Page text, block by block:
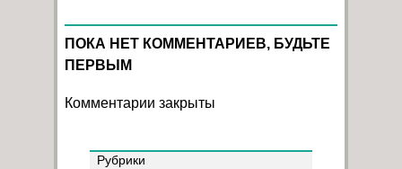
ПОКА НЕТ КОММЕНТАРИЕВ, БУДЬТЕ
ПЕРВЫМ
Комментарии закрыты
Рубрики